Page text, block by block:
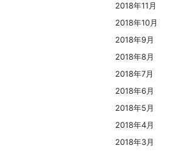
2018年11月
2018年10月
2018年9月
2018年8月
2018年7月
2018年6月
2018年5月
2018年4月
2018年3月